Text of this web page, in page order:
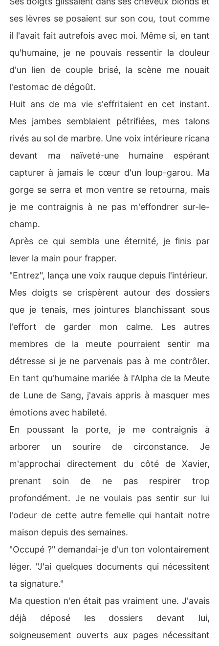
ses lèvres se posaient sur son cou, tout comme
il l'avait fait autrefois avec moi. Même si, en tant
qu'humaine, je ne pouvais ressentir la douleur
d'un lien de couple brisé, la scène me nouait
l'estomac de dégoût.
Huit ans de ma vie s'effritaient en cet instant.
Mes jambes semblaient pétrifiées, mes talons
rivés au sol de marbre. Une voix intérieure ricana
devant ma naïveté-une humaine espérant
capturer à jamais le cœur d'un loup-garou. Ma
gorge se serra et mon ventre se retourna, mais
je me contraignis à ne pas m'effondrer sur-le-
champ.
Après ce qui sembla une éternité, je finis par
lever la main pour frapper.
"Entrez", lança une voix rauque depuis l'intérieur.
Mes doigts se crispèrent autour des dossiers
que je tenais, mes jointures blanchissant sous
l'effort de garder mon calme. Les autres
membres de la meute pourraient sentir ma
détresse si je ne parvenais pas à me contrôler.
En tant qu'humaine mariée à l'Alpha de la Meute
de Lune de Sang, j'avais appris à masquer mes
émotions avec habileté.
En poussant la porte, je me contraignis à
arborer un sourire de circonstance. Je
m'approchai directement du côté de Xavier,
prenant soin de ne pas respirer trop
profondément. Je ne voulais pas sentir sur lui
l'odeur de cette autre femelle qui hantait notre
maison depuis des semaines.
"Occupé ?" demandai-je d'un ton volontairement
léger. "J'ai quelques documents qui nécessitent
ta signature."
Ma question n'en était pas vraiment une. J'avais
déjà déposé les dossiers devant lui,
soigneusement ouverts aux pages nécessitant